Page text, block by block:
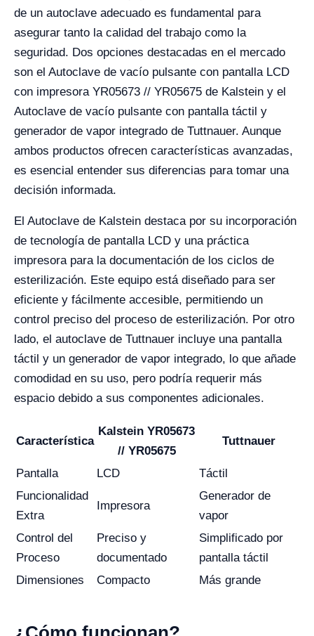
de un autoclave adecuado es fundamental para
asegurar tanto la calidad del trabajo como la
seguridad. Dos opciones destacadas en el mercado
son el Autoclave de vacío pulsante con pantalla LCD
con impresora YR05673 // YR05675 de Kalstein y el
Autoclave de vacío pulsante con pantalla táctil y
generador de vapor integrado de Tuttnauer. Aunque
ambos productos ofrecen características avanzadas,
es esencial entender sus diferencias para tomar una
decisión informada.
El Autoclave de Kalstein destaca por su incorporación
de tecnología de pantalla LCD y una práctica
impresora para la documentación de los ciclos de
esterilización. Este equipo está diseñado para ser
eficiente y fácilmente accesible, permitiendo un
control preciso del proceso de esterilización. Por otro
lado, el autoclave de Tuttnauer incluye una pantalla
táctil y un generador de vapor integrado, lo que añade
comodidad en su uso, pero podría requerir más
espacio debido a sus componentes adicionales.
Característica
Kalstein YR05673
// YR05675
Tuttnauer
Pantalla LCD
Táctil
Funcionalidad
Extra
Impresora
Generador de
vapor
Control del
Proceso
Preciso y
documentado
Simplificado por
pantalla táctil
Dimensiones
Compacto Más grande